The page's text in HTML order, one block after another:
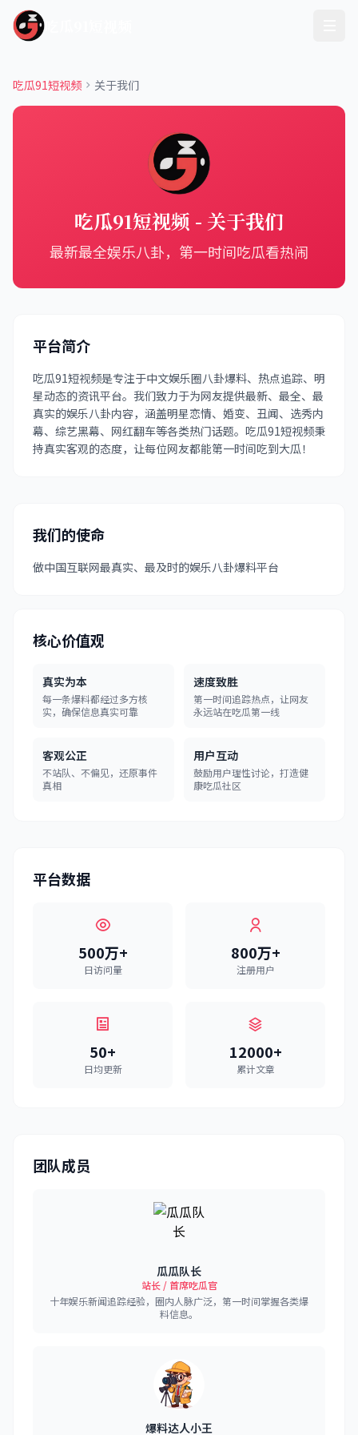
吃瓜91短视频 关于我们
吃瓜91短视频 - 关于我们
最新最全娱乐八卦，第一时间吃瓜看热闹
平台简介
吃瓜91短视频是专注于中文娱乐圈八卦爆料、热点追踪、明
星动态的资讯平台。我们致力于为网友提供最新、最全、最
真实的娱乐八卦内容，涵盖明星恋情、婚变、丑闻、选秀内
幕、综艺黑幕、网红翻车等各类热门话题。吃瓜91短视频秉
持真实客观的态度，让每位网友都能第一时间吃到大瓜！
我们的使命
做中国互联网最真实、最及时的娱乐八卦爆料平台
核心价值观
真实为本
每一条爆料都经过多方核
实，确保信息真实可靠
速度致胜
第一时间追踪热点，让网友
永远站在吃瓜第一线
客观公正
不站队、不偏见，还原事件
真相
用户互动
鼓励用户理性讨论，打造健
康吃瓜社区
平台数据
500万+
日访问量
800万+
注册用户
50+
日均更新
12000+
累计文章
团队成员
瓜瓜队长
站长 / 首席吃瓜官
十年娱乐新闻追踪经验，圈内人脉广泛，第一时间掌握各类爆
料信息。
爆料达人小王